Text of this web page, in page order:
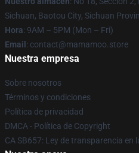
Sichuan, Baotou City, Sichuan
Hora: 9AM – 5PM (Mon – Fri)
Email : contact@mamamoo.store
Nuestra empresa
Sobre nosotros
Términos y condiciones
Política de privacidad
DMCA - Política de Copyright
CA SB657: Ley de transparencia en